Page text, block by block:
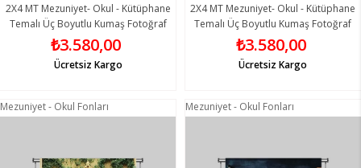
2X4 MT Mezuniyet- Okul - Kütüphane
Temalı Üç Boyutlu Kumaş Fotoğraf
Fonları 3 - Fabric Photography
Backdrop
₺3.580,00
Ücretsiz Kargo
2X4 MT Mezuniyet- Okul - Kütüphane
Temalı Üç Boyutlu Kumaş Fotoğraf
Fonları 4 - Fabric Photography
Backdrop
₺3.580,00
Ücretsiz Kargo
Mezuniyet - Okul Fonları Mezuniyet - Okul Fonları